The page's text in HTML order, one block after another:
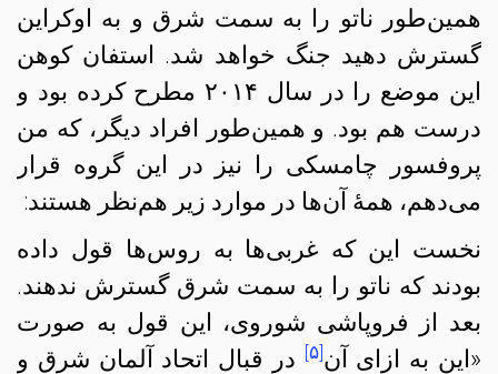
همین‌طور ناتو را به سمت شرق و به اوکراین
گسترش دهید جنگ خواهد شد. استفان کوهن
این موضع را در سال ۲۰۱۴ مطرح کرده بود و
درست هم بود. و همین‌طور افراد دیگر، که من
پروفسور چامسکی را نیز در این گروه قرار
می‌دهم، همهٔ آن‌ها در موارد زیر هم‌نظر هستند:
نخست این که غربی‌ها به روس‌ها قول داده
بودند که ناتو را به سمت شرق گسترش ندهند.
بعد از فروپاشی شوروی، این قول به صورت
«این به ازای آن[۵] در قبال اتحاد آلمان شرق و